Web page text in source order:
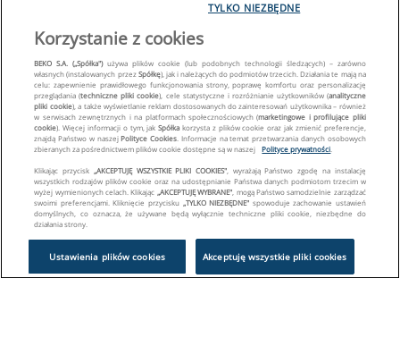
Korzystanie z cookies
BEKO S.A. („Spółka")używa plików cookie (lub podobnych technologii śledzących) – zarówno
własnych (instalowanych przezSpółkę), jak i należących do podmiotów trzecich. Działania te mają na
celu: zapewnienie prawidłowego funkcjonowania strony, poprawę komfortu oraz personalizację
przeglądania (techniczne pliki cookie), cele statystyczne i rozróżnianie użytkowników (analityczne
pliki cookie), a także wyświetlanie reklam dostosowanych do zainteresowań użytkownika – również
w serwisach zewnętrznych i na platformach społecznościowych (marketingowe i profilujące pliki
cookie). Więcej informacji o tym, jakSpółka korzysta z plików cookie oraz jak zmienić preferencje,
znajdą Państwo w naszejPolityce Cookies . Informacje na temat przetwarzania danych osobowych
zbieranych za pośrednictwem plików cookie dostępne są w naszej
Polityce prywatności
Klikając przycisk „AKCEPTUJĘ WSZYSTKIE PLIKI COOKIES" , wyrażają Państwo zgodę na instalację
wszystkich rodzajów plików cookie oraz na udostępnianie Państwa danych podmiotom trzecim w
wyżej wymienionych celach. Klikając „AKCEPTUJĘ WYBRANE" , mogą Państwo samodzielnie zarządzać
swoimi preferencjami. Kliknięcie przycisku „TYLKO NIEZBĘDNE" spowoduje zachowanie ustawień
domyślnych, co oznacza, że używane będą wyłącznie techniczne pliki cookie, niezbędne do
działania strony.
Ustawienia plików cookies Akceptuję wszystkie pliki cookies
TYLKO NIEZBĘDNE